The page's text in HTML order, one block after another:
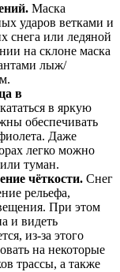
Маска
ударов ветками и
снега или ледяной
на склоне маска
лыж/
в
в яркую
обеспечивать
Даже
легко можно
туман.
чёткости. Снег
рельефа,
При этом
и видеть
из-за этого
на некоторые
трассы, а также